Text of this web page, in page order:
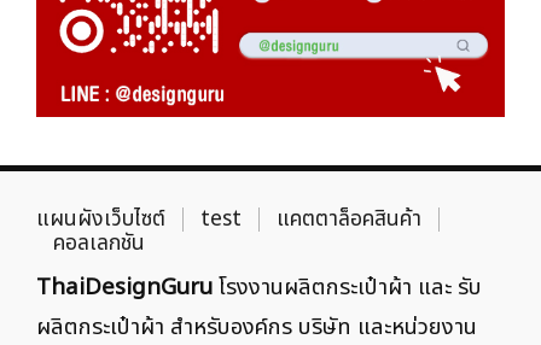
แผนผังเว็บไซต์ test แคตตาล็อคสินค้า
คอลเลกชัน
ThaiDesignGuruโรงงานผลิตกระเป๋าผ้า และ รับ
ผลิตกระเป๋าผ้า สำหรับองค์กร บริษัท และหน่วยงาน